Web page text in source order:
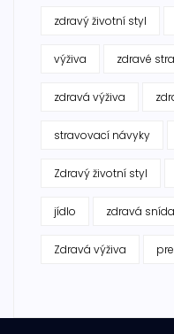
zdravý životní styl
výživa zdravé
zdravá výživa
stravovací návyky
Zdravý životní styl
jídlo zdravá
Zdravá výživa